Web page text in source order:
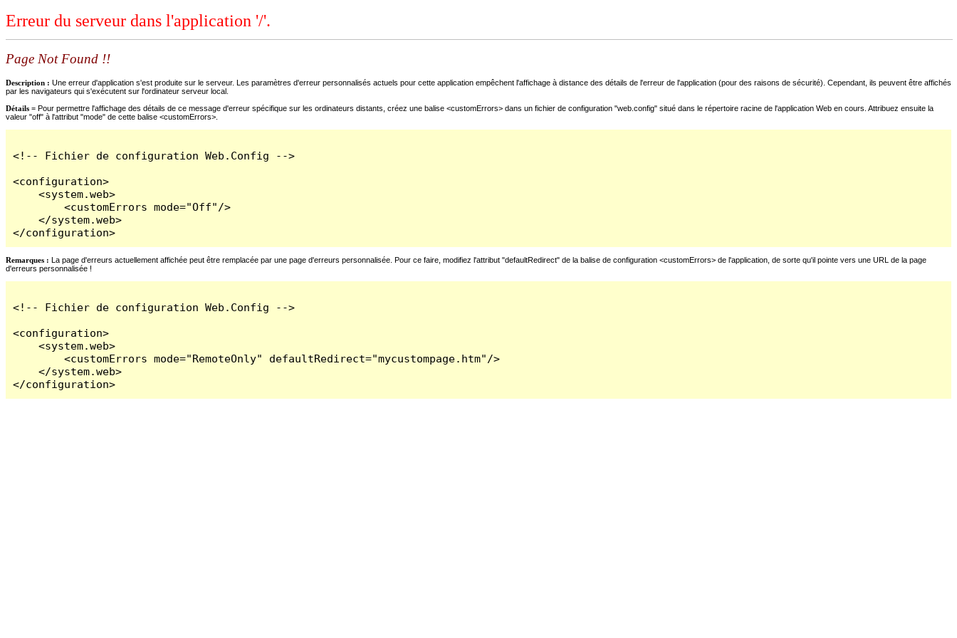
Erreur du serveur dans l'application '/'.
Page Not Found !!
Description : Une erreur d'application s'est produite sur le serveur. Les paramètres d'erreur personnalisés actuels pour cette application empêchent l'affichage à distance des détails de l'erreur de l'application (pour des raisons de sécurité). Cependant, ils peuvent être affichés
par les navigateurs qui s'exécutent sur l'ordinateur serveur local.
Détails = Pour permettre l'affichage des détails de ce message d'erreur spécifique sur les ordinateurs distants, créez une balise <customErrors> dans un fichier de configuration "web.config" situé dans le répertoire racine de l'application Web en cours. Attribuez ensuite la
valeur "off" à l'attribut "mode" de cette balise <customErrors>.
<!-- Fichier de configuration Web.Config -->
<configuration>
    <system.web>
        <customErrors mode="Off"/>
    </system.web>
</configuration>
Remarques : La page d'erreurs actuellement affichée peut être remplacée par une page d'erreurs personnalisée. Pour ce faire, modifiez l'attribut "defaultRedirect" de la balise de configuration <customErrors> de l'application, de sorte qu'il pointe vers une URL de la page
d'erreurs personnalisée !
<!-- Fichier de configuration Web.Config -->
<configuration>
    <system.web>
        <customErrors mode="RemoteOnly" defaultRedirect="mycustompage.htm"/>
    </system.web>
</configuration>